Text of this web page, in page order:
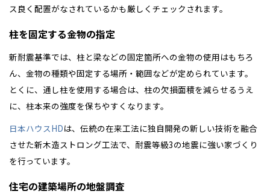
ス良く配置がなされているかも厳しくチェックされます。
柱を固定する金物の指定
新耐震基準では、柱と梁などの固定箇所への金物の使用はもちろ
ん、金物の種類や固定する場所・範囲などが定められています。
とくに、通し柱を使用する場合は、柱の欠損面積を減らせるうえ
に、柱本来の強度を保ちやすくなります。
日本ハウスHDは、伝統の在来工法に独自開発の新しい技術を融合
させた新木造ストロング工法で、耐震等級3の地震に強い家づくり
を行っています。
住宅の建築場所の地盤調査